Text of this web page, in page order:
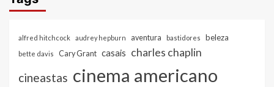
alfred hitchcock audrey hepburn aventura bastidores beleza
bette davis Cary Grant casais charles chaplin
cineastas cinema americano